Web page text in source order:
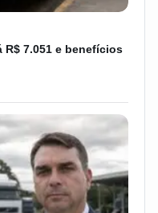
R$ 7.051 e benefícios